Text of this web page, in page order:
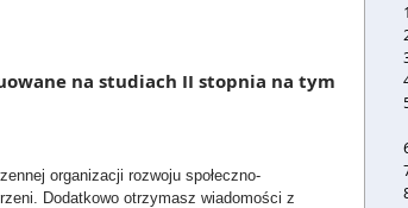
na studiach II stopnia na tym
organizacji rozwoju społeczno-
Dodatkowo otrzymasz wiadomości z